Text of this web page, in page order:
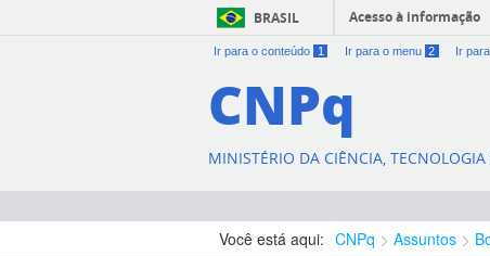
BRASIL Acesso à informação
Ir para o conteúdo 1 Ir para o menu 2 Ir
CNPq
MINISTÉRIO DA CIÊNCIA, TECNOLOGIA
Você está aqui: CNPq Assuntos